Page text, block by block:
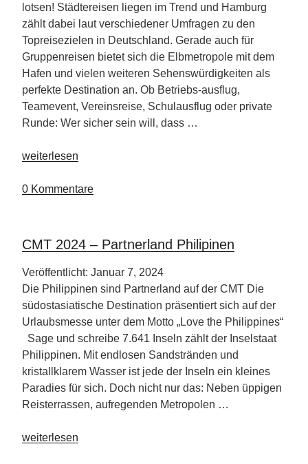
lotsen! Städtereisen liegen im Trend und Hamburg
zählt dabei laut verschiedener Umfragen zu den
Topreisezielen in Deutschland. Gerade auch für
Gruppenreisen bietet sich die Elbmetropole mit dem
Hafen und vielen weiteren Sehenswürdigkeiten als
perfekte Destination an. Ob Betriebs-ausflug,
Teamevent, Vereinsreise, Schulausflug oder private
Runde: Wer sicher sein will, dass …
„Städtereise
Hamburg“
weiterlesen
0 Kommentare
CMT 2024 – Partnerland Philipinen
Veröffentlicht: Januar 7, 2024
Die Philippinen sind Partnerland auf der CMT Die
südostasiatische Destination präsentiert sich auf der
Urlaubsmesse unter dem Motto „Love the Philippines“
Sage und schreibe 7.641 Inseln zählt der Inselstaat
Philippinen. Mit endlosen Sandstränden und
kristallklarem Wasser ist jede der Inseln ein kleines
Paradies für sich. Doch nicht nur das: Neben üppigen
Reisterrassen, aufregenden Metropolen …
„CMT
weiterlesen